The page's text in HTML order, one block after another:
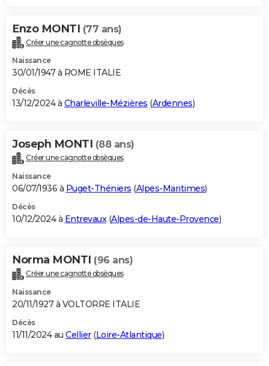
Enzo MONTI (77 ans)
Créer une cagnotte obsèques
Naissance
30/01/1947 à ROME ITALIE
Décès
13/12/2024 à Charleville-Mézières (Ardennes)
Joseph MONTI (88 ans)
Créer une cagnotte obsèques
Naissance
06/07/1936 à Puget-Théniers (Alpes-Maritimes)
Décès
10/12/2024 à Entrevaux(Alpes-de-Haute-Provence)
Norma MONTI (96 ans)
Créer une cagnotte obsèques
Naissance
20/11/1927 à VOLTORRE ITALIE
Décès
11/11/2024 au Cellier(Loire-Atlantique)